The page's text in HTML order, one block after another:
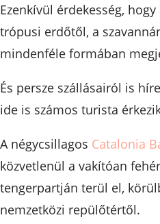
Ezenkívül érdekesség,
trópusi erdőtől, a
mindenféle formában
És persze szállásairól is
ide is számos turista
A négycsillagos Catalonia
közvetlenül a vakítóan
tengerpartján terül el,
nemzetközi repülőtértől.